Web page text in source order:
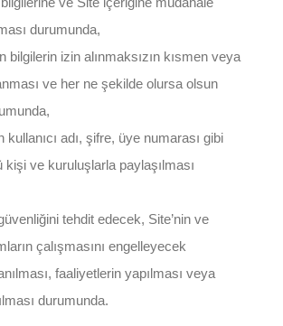
durumunda,
bilgilerin izin alınmaksızın kısmen veya
ve her ne şekilde olursa olsun
adı, şifre, üye numarası gibi
kişi ve kuruluşlarla paylaşılması
tehdit edecek, Site’nin ve
çalışmasını engelleyecek
faaliyetlerin yapılması veya
durumunda.